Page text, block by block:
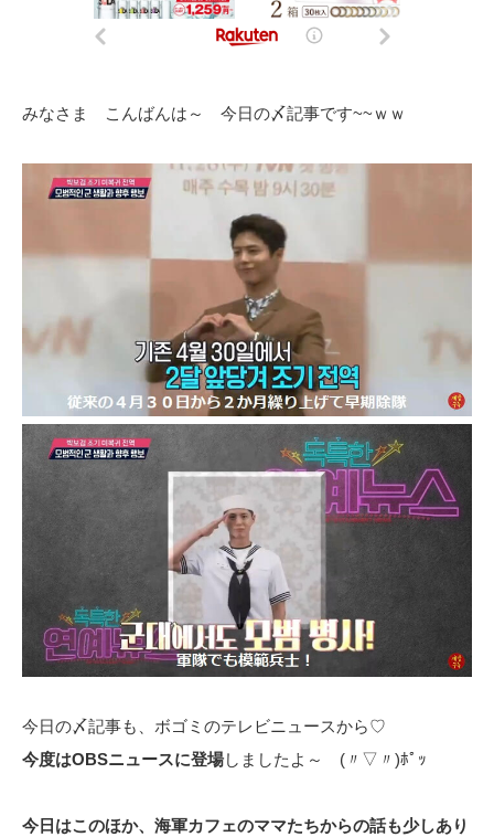
みなさま こんばんは～ 今日の〆記事です~~ｗｗ
今日の〆記事も、ボゴミのテレビニュースから♡
今度はOBSニュースに登場しましたよ～ (〃▽〃)ﾎﾟｯ
今日はこのほか、海軍カフェのママたちからの話も少しあり